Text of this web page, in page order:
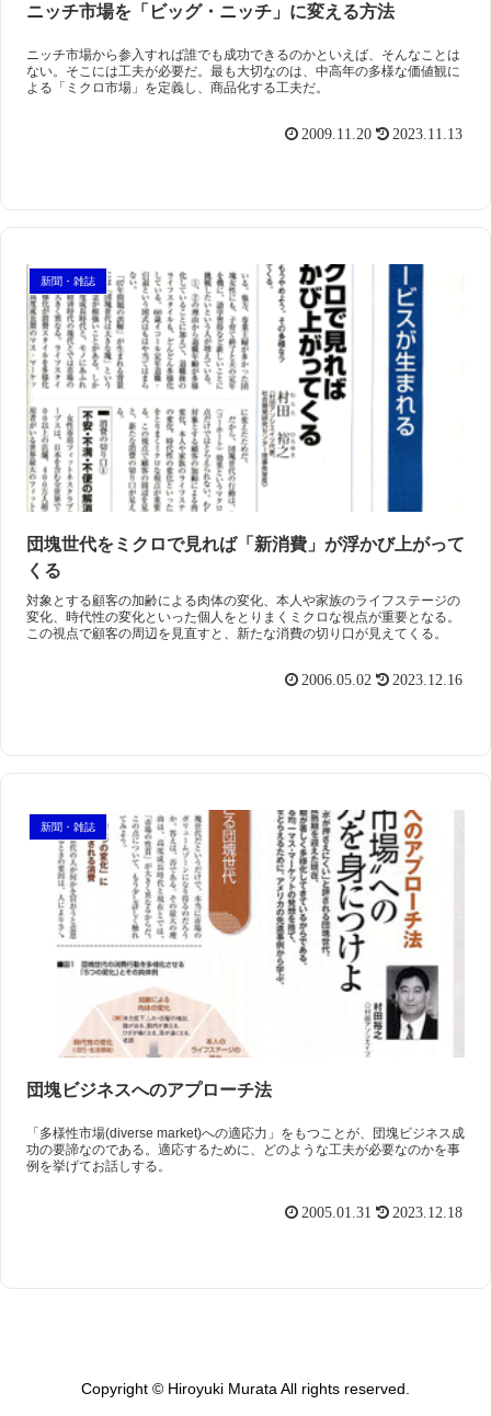
ニッチ市場を「ビッグ・ニッチ」に変える方法
ニッチ市場から参入すれば誰でも成功できるのかといえば、そんなことは
ない。そこには工夫が必要だ。最も大切なのは、中高年の多様な価値観に
よる「ミクロ市場」を定義し、商品化する工夫だ。
2009.11.20 2023.11.13
新聞・雑誌
団塊世代をミクロで見れば「新消費」が浮かび上がって
くる
対象とする顧客の加齢による肉体の変化、本人や家族のライフステージの
変化、時代性の変化といった個人をとりまくミクロな視点が重要となる。
この視点で顧客の周辺を見直すと、新たな消費の切り口が見えてくる。
2006.05.02 2023.12.16
新聞・雑誌
団塊ビジネスへのアプローチ法
「多様性市場(diverse market)への適応力」をもつことが、団塊ビジネス成
功の要諦なのである。適応するために、どのような工夫が必要なのかを事
例を挙げてお話しする。
2005.01.31 2023.12.18
Copyright © Hiroyuki Murata All rights reserved.